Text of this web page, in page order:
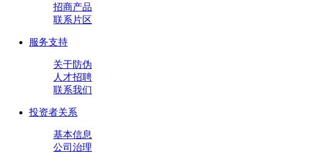
招商产品
联系片区
服务支持
关于防伪
人才招聘
联系我们
投资者关系
基本信息
公司治理